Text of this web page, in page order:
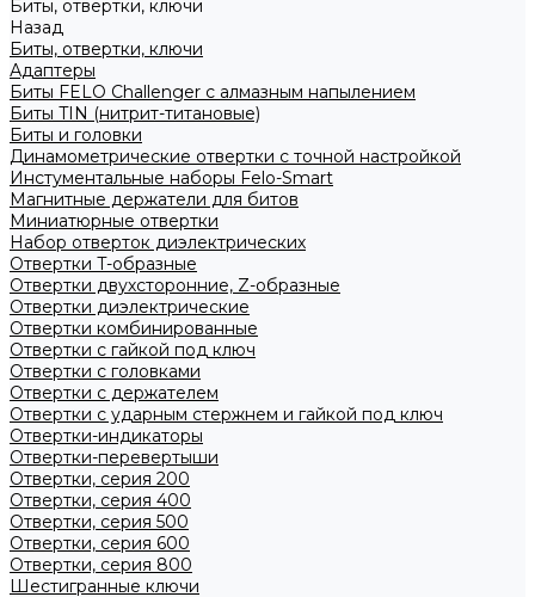
Биты, отвертки, ключи
Назад
Биты, отвертки, ключи
Адаптеры
Биты FELO Challenger с алмазным напылением
Биты TIN (нитрит-титановые)
Биты и головки
Динамометрические отвертки с точной настройкой
Инстументальные наборы Felo-Smart
Магнитные держатели для битов
Миниатюрные отвертки
Набор отверток диэлектрических
Отвертки T-образные
Отвертки двухсторонние, Z-образные
Отвертки диэлектрические
Отвертки комбинированные
Отвертки с гайкой под ключ
Отвертки с головками
Отвертки с держателем
Отвертки с ударным стержнем и гайкой под ключ
Отвертки-индикаторы
Отвертки-перевертыши
Отвертки, серия 200
Отвертки, серия 400
Отвертки, серия 500
Отвертки, серия 600
Отвертки, серия 800
Шестигранные ключи